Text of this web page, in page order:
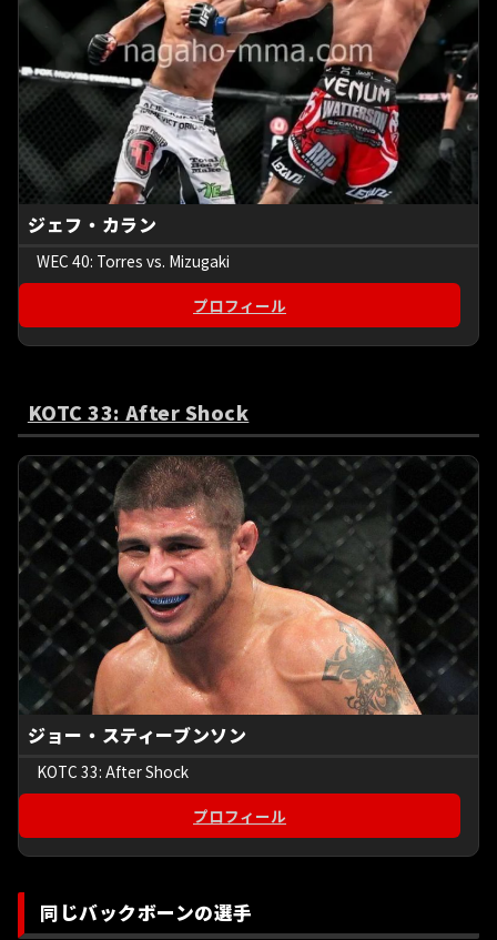
ジェフ・カラン
WEC 40: Torres vs. Mizugaki
プロフィール
KOTC 33: After Shock
ジョー・スティーブンソン
KOTC 33: After Shock
プロフィール
同じバックボーンの選手